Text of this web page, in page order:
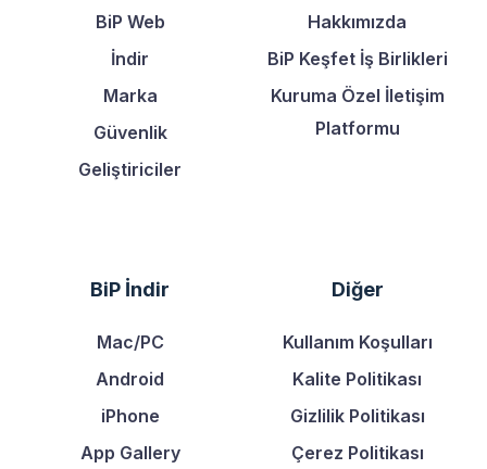
BiP Web
İndir
Marka
Güvenlik
Geliştiriciler
Hakkımızda
BiP Keşfet İş Birlikleri
Kuruma Özel İletişim
Platformu
BiP İndir
Mac/PC
Android
iPhone
App Gallery
Diğer
Kullanım Koşulları
Kalite Politikası
Gizlilik Politikası
Çerez Politikası